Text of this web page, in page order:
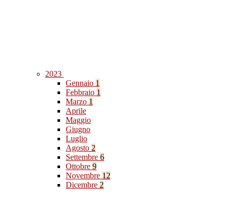
2023
Gennaio 1
Febbraio 1
Marzo 1
Aprile
Maggio
Giugno
Luglio
Agosto 2
Settembre 6
Ottobre 9
Novembre 12
Dicembre 2